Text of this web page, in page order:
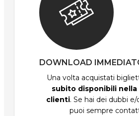
DOWNLOAD
Una volta acquistati
subito disponibili nella
clienti. Se hai dei dubbi
puoi sempre